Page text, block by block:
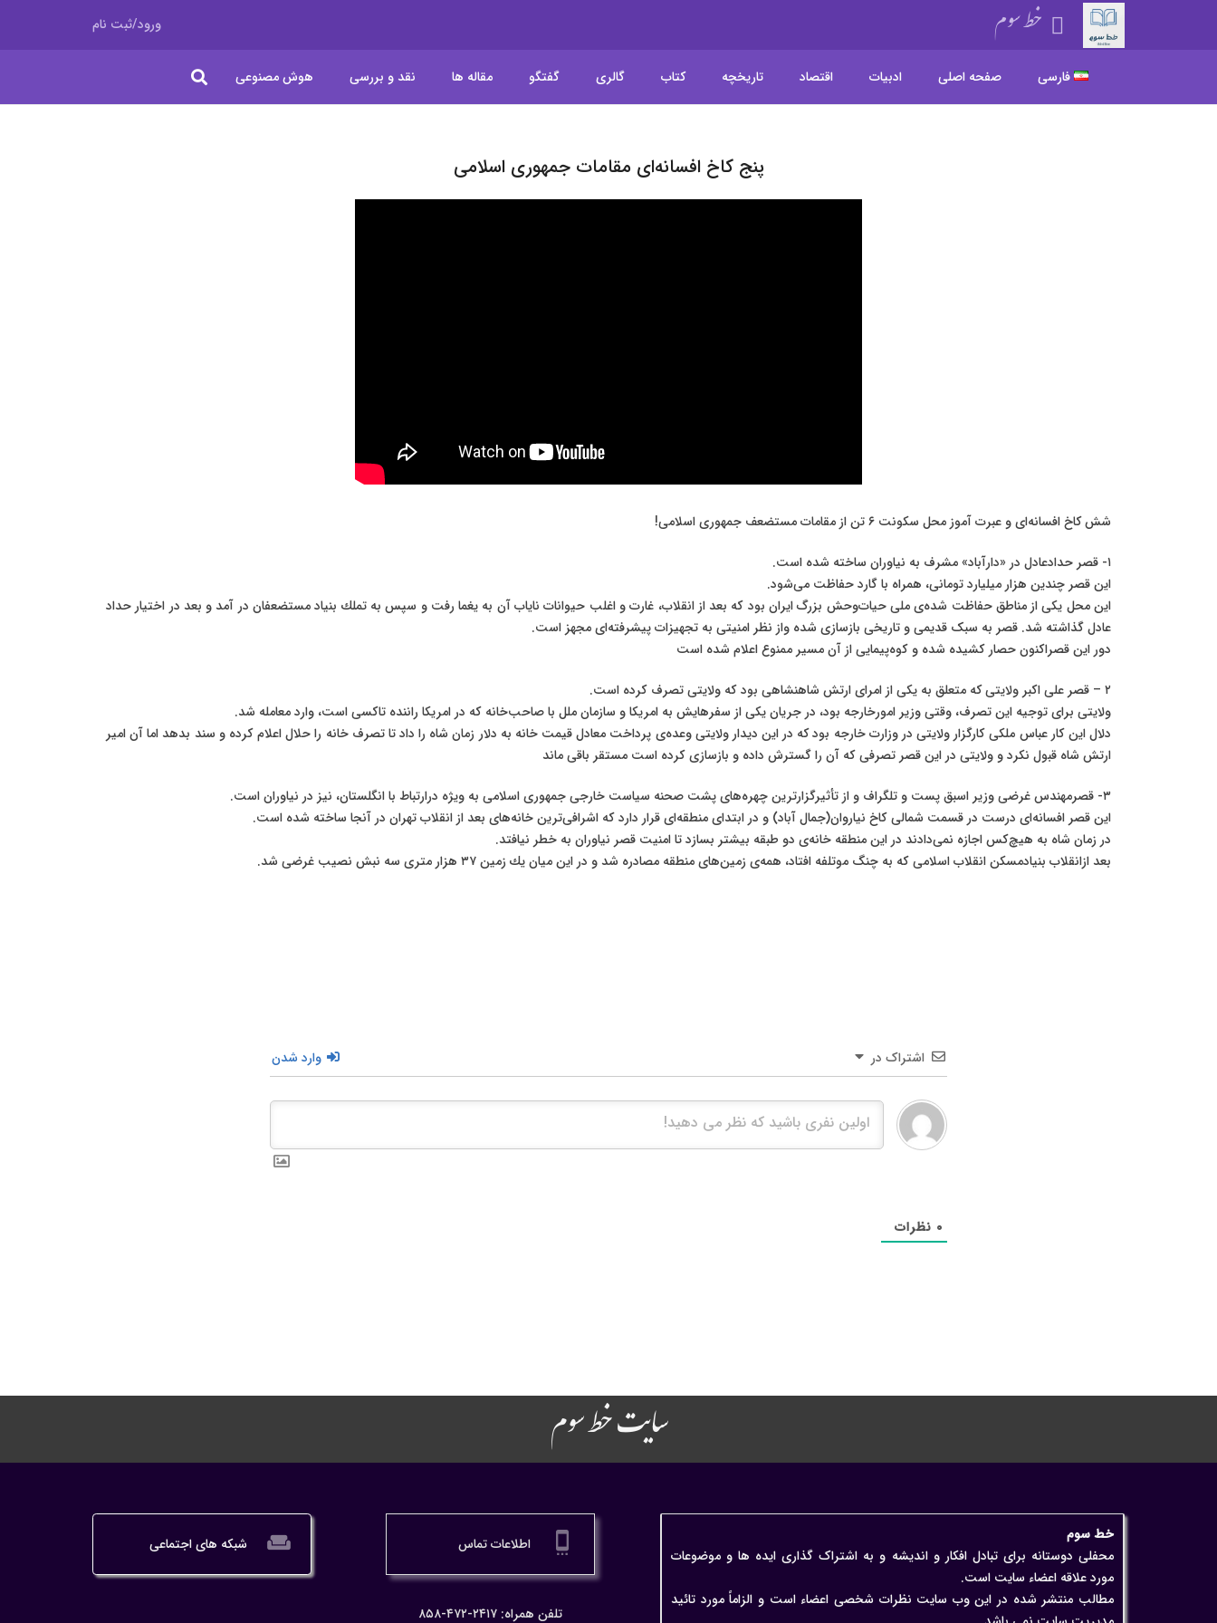
خط سوم ورود/ثبت نام
فارسی صفحه اصلی ادبیات اقتصاد تاریخچه کتاب گالری گفتگو مقاله ها نقد و بررسی هوش مصنوعی
پنج کاخ افسانه‌ای مقامات جمهوری اسلامی
شش کاخ افسانه‌ای و عبرت آموز‌ محل سکونت ۶ تن ‌از‌ مقامات مستضعف جمهوری اسلامی!
۱- قصر حدادعادل در «دارآباد» مشرف به نياوران ساخته شده است.
اين قصر چندین هزار ميليارد تومانی، همراه با گارد حفاظت می‌شود.
اين محل يكی از مناطق حفاظت شده‌ی ملی حیات‌وحش بزرگ ایران بود كه بعد از انقلاب، غارت و اغلب حیوانات نایاب آن به یغما رفت و سپس به تملك بنياد مستضعفان در آمد و بعد در اختيار حداد
عادل گذاشته شد. قصر به سبک قديمی و تاريخی بازسازی شده واز نظر امنيتی به تجهيزات پيشرفته‌ای مجهز است.
دور اين قصراكنون حصار كشيده شده و كوه‌پيمايی از آن مسير ممنوع اعلام شده است
۲ – قصر علی اكبر ولايتی که متعلق به يكی از امرای ارتش شاهنشاهی بود كه ولايتی تصرف كرده است.
ولايتی برای توجيه اين تصرف، وقتی وزير امور‌خارجه بود، در جريان يكی از سفرهايش به امريكا و سازمان ملل با صاحب‌خانه كه در امريكا راننده تاكسی است، وارد معامله شد.
دلال اين كار عباس ملكی كارگزار ولايتی در وزارت خارجه بود که‌ در اين ديدار ولايتی وعده‌ی پرداخت معادل قيمت خانه به دلار زمان شاه را داد تا تصرف خانه را حلال اعلام كرده و سند بدهد اما آن امير
ارتش شاه قبول نكرد و ولايتی در اين قصر تصرفی كه آن را گسترش داده و بازسازی كرده است مستقر باقی ماند
۳- قصرمهندس غرضی وزير اسبق پست و تلگراف و از تأثیرگزارترين چهره‌های پشت صحنه سياست خارجی جمهوری اسلامی به ويژه درارتباط با انگلستان، نيز در نياوران است.
اين قصر افسانه‌ای درست در قسمت شمالی كاخ نياروان(جمال آباد) و در ابتدای منطقه‌ای قرار دارد كه اشرافی‌ترين خانه‌های بعد از انقلاب تهران در آنجا ساخته شده است.
در زمان شاه به هيچ‌كس اجازه نمی‌دادند در اين منطقه خانه‌ی دو طبقه بيشتر بسازد تا امنيت قصر نياوران به خطر نيافتد.
بعد ازانقلاب بنيادمسكن انقلاب اسلامی كه به چنگ موتلفه افتاد، همه‌ی زمين‌های منطقه مصادره شد و در اين ميان يك زمين ۳۷ هزار متری سه نبش نصيب غرضی شد.
اشتراک در وارد شدن
۰ نظرات
سایت خط سوم
خط سوم
محفلی دوستانه برای تبادل افکار و اندیشه و به اشتراک گذاری ایده ها و موضوعات
مورد علاقه اعضاء سایت است.
مطالب منتشر شده در این وب سایت نظرات شخصی اعضاء است و الزاماً مورد تائید
settings_cell اطلاعات تماس
تلفن همراه: ۲۴۱۷-۴۷۲-۸۵۸
weekend شبکه های اجتماعی